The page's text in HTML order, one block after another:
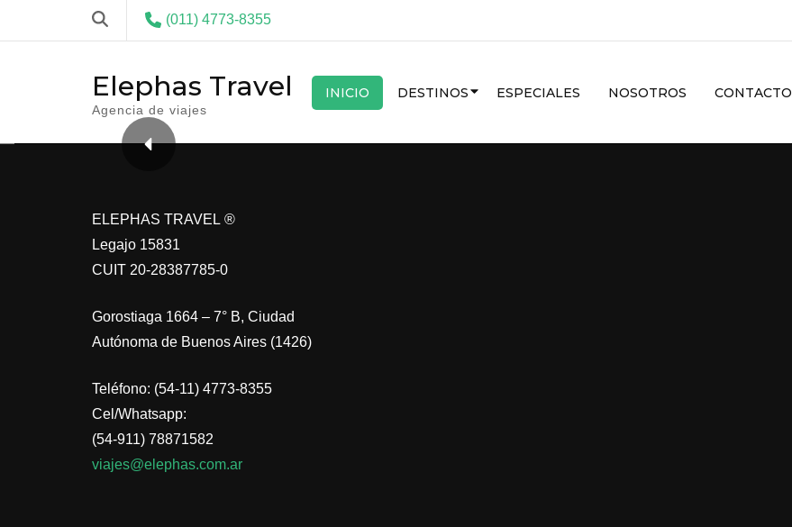
(011) 4773-8355
Elephas Travel
Agencia de viajes
INICIO DESTINOS ESPECIALES NOSOTROS CONTACTO
CARIBE
ELEPHAS TRAVEL ®
Legajo 15831
CUIT 20-28387785-0
Gorostiaga 1664 – 7° B, Ciudad
Autónoma de Buenos Aires (1426)
Teléfono: (54-11) 4773-8355
Cel/Whatsapp:
(54-911) 78871582
viajes@elephas.com.ar